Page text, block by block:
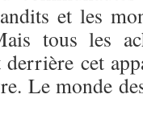
et les
tous les
cet
Le monde